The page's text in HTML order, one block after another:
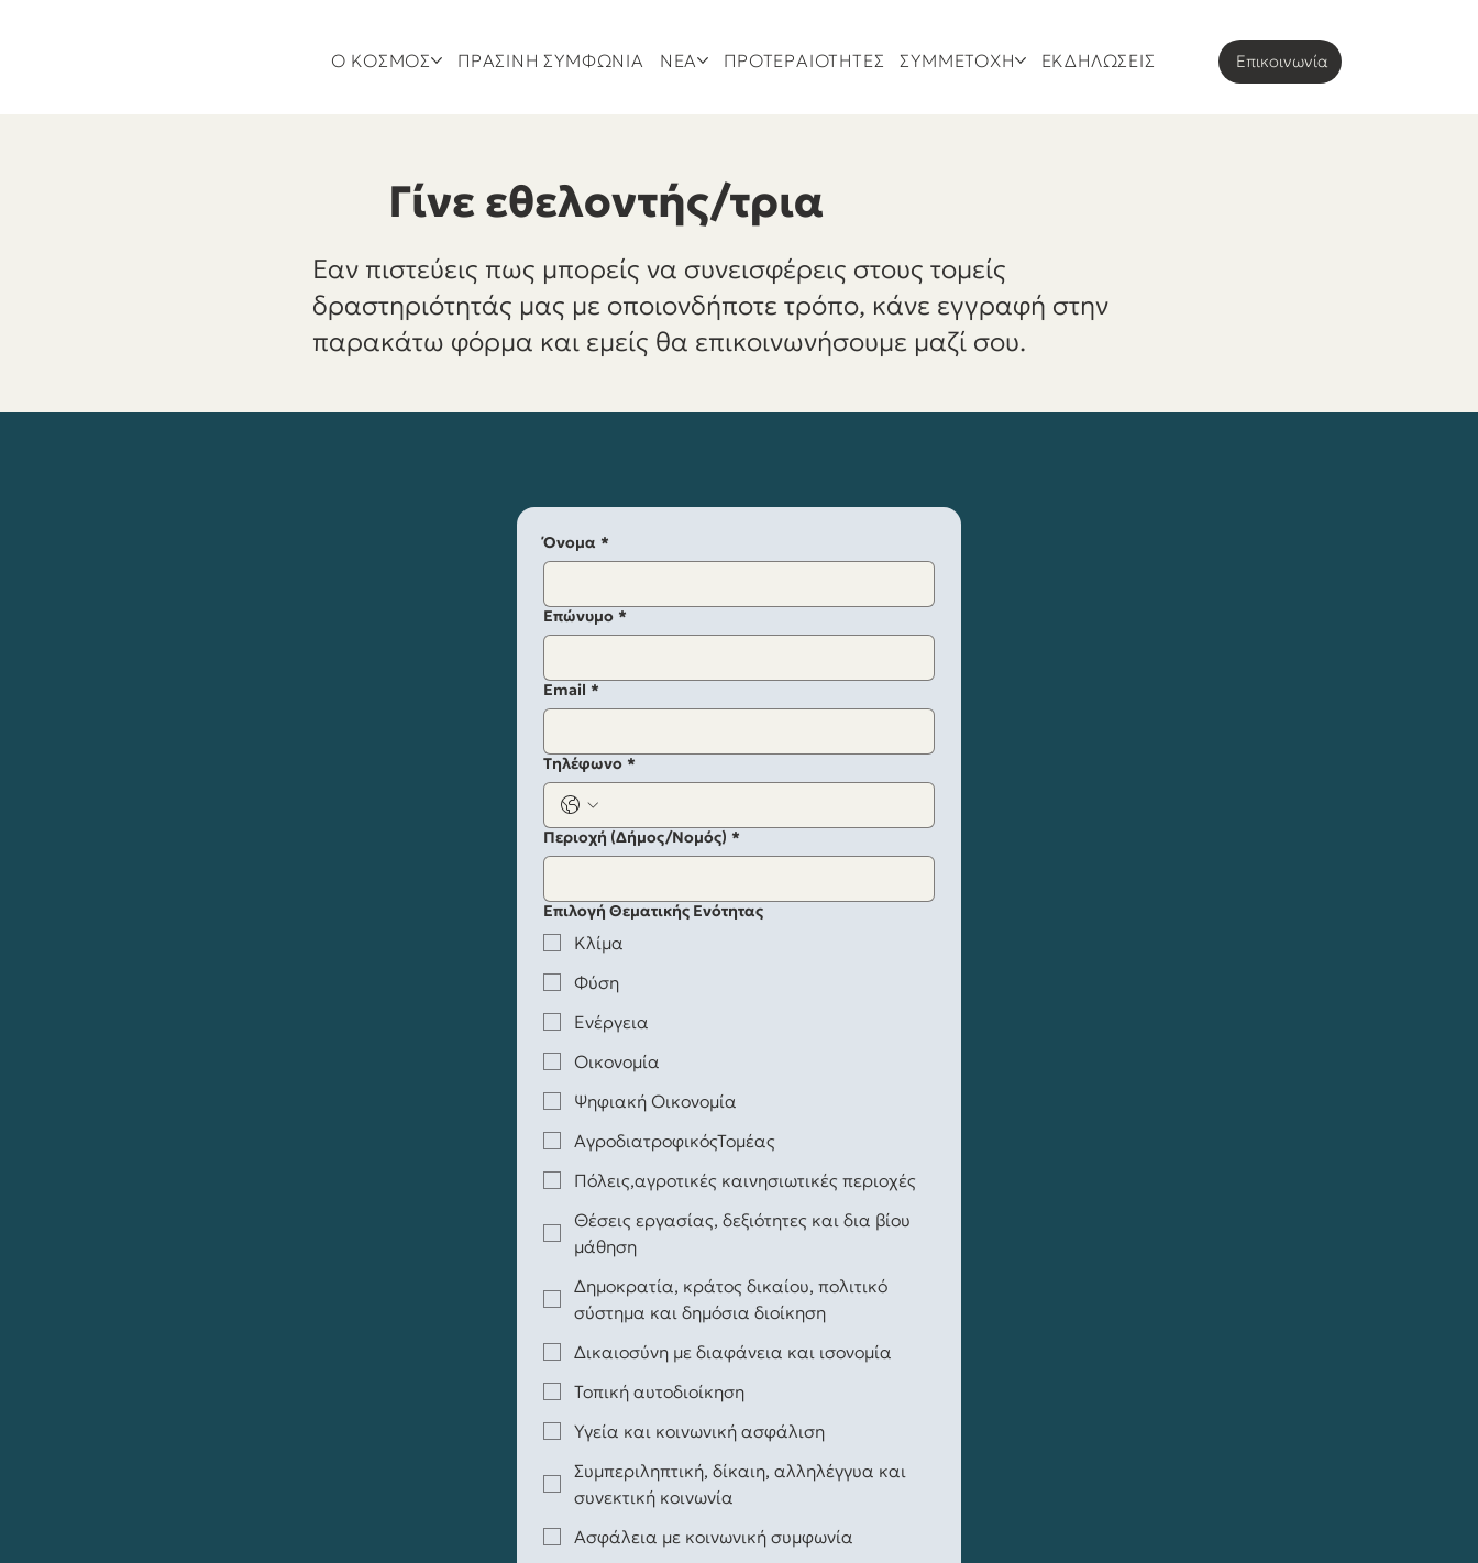
Ο ΚΟΣΜΟΣ ΠΡΑΣΙΝΗ ΣΥΜΦΩΝΙΑ ΝΕΑ ΠΡΟΤΕΡΑΙΟΤΗΤΕΣ ΣΥΜΜΕΤΟΧΗ ΕΚΔΗΛΩΣΕΙΣ Eπικοινωνία
Γίνε εθελοντής/τρια
Εαν πιστεύεις πως μπορείς να συνεισφέρεις στους τομείς
δραστηριότητάς μας με οποιονδήποτε τρόπο, κάνε εγγραφή στην
παρακάτω φόρμα και εμείς θα επικοινωνήσουμε μαζί σου.
Όνομα *
Επώνυμο *
Email *
Τηλέφωνο *
Περιοχή (Δήμος/Νομός) *
Επιλογή Θεματικής Ενότητας
Κλίμα
Φύση
Ενέργεια
Οικονομία
Ψηφιακή Οικονομία
ΑγροδιατροφικόςΤομέας
Πόλεις,αγροτικές καινησιωτικές περιοχές
Θέσεις εργασίας, δεξιότητες και δια βίου
μάθηση
Δημοκρατία, κράτος δικαίου, πολιτικό
σύστημα και δημόσια διοίκηση
Δικαιοσύνη με διαφάνεια και ισονομία
Τοπική αυτοδιοίκηση
Υγεία και κοινωνική ασφάλιση
Συμπεριληπτική, δίκαιη, αλληλέγγυα και
συνεκτική κοινωνία
Ασφάλεια με κοινωνική συμφωνία